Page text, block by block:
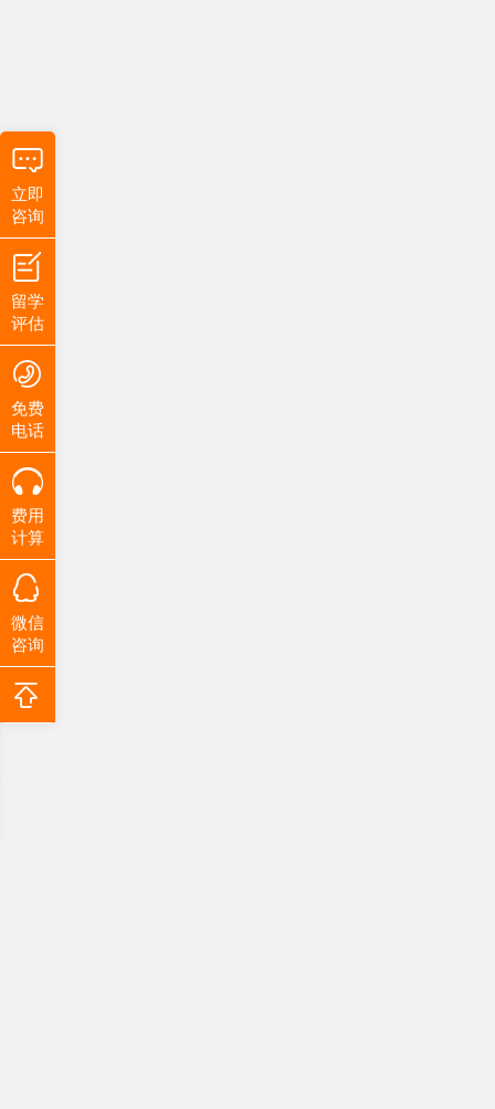
立即
咨询
留学
评估
免费
电话
费用
计算
微信
咨询